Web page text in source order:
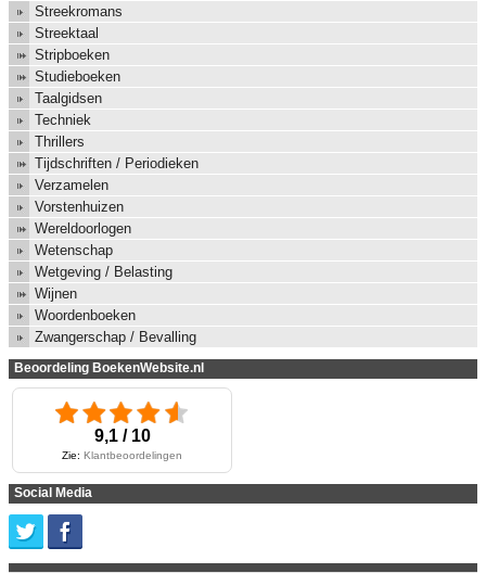
Streekromans
Streektaal
Stripboeken
Studieboeken
Taalgidsen
Techniek
Thrillers
Tijdschriften / Periodieken
Verzamelen
Vorstenhuizen
Wereldoorlogen
Wetenschap
Wetgeving / Belasting
Wijnen
Woordenboeken
Zwangerschap / Bevalling
Beoordeling BoekenWebsite.nl
9,1 / 10
Zie: Klantbeoordelingen
Social Media